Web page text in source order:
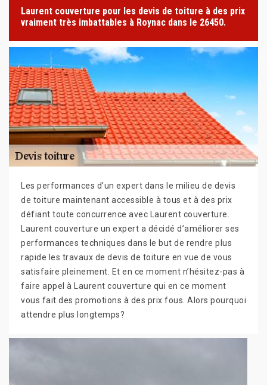
Laurent couverture pour les devis de toiture à des prix
vraiment très imbattables à Roynac dans le 26450.
Les performances d’un expert dans le milieu de devis
de toiture maintenant accessible à tous et à des prix
défiant toute concurrence avec Laurent couverture.
Laurent couverture un expert a décidé d’améliorer ses
performances techniques dans le but de rendre plus
rapide les travaux de devis de toiture en vue de vous
satisfaire pleinement. Et en ce moment n’hésitez-pas à
faire appel à Laurent couverture qui en ce moment
vous fait des promotions à des prix fous. Alors pourquoi
attendre plus longtemps?